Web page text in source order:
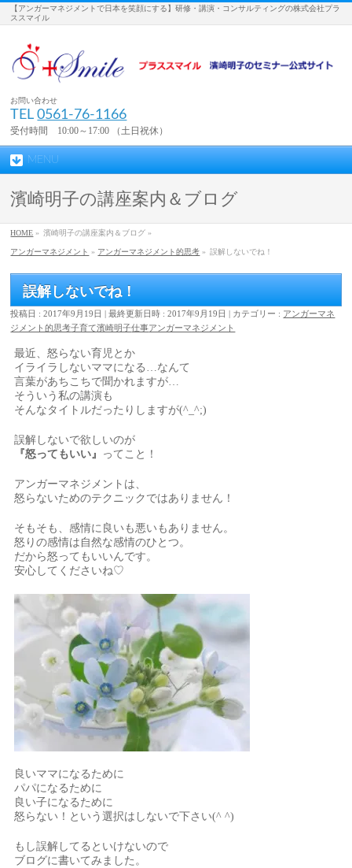
【アンガーマネジメントで日本を笑顔にする】研修・講演・コンサルティングの株式会社プラ
ススマイル
お問い合わせ
TEL0561-76-1166
受付時間 10:00～17:00 （土日祝休）
MENU
濱崎明子の講座案内＆ブログ
HOME » 濱崎明子の講座案内＆ブログ »
アンガーマネジメント » アンガーマネジメント的思考 » 誤解しないでね！
誤解しないでね！
投稿日 : 2017年9月19日 最終更新日時 : 2017年9月19日 カテゴリー : アンガーマネ
ジメント的思考子育て濱崎明子仕事アンガーマネジメント
最近、怒らない育児とか
イライラしないママになる…なんて
言葉があちこちで聞かれますが…
そういう私の講演も
そんなタイトルだったりしますが(^_^;)
誤解しないで欲しいのが
『怒ってもいい』
ってこと！
アンガーマネジメントは、
怒らないためのテクニックではありません！
そもそも、感情に良いも悪いもありません。
怒りの感情は自然な感情のひとつ。
だから怒ってもいいんです。
安心してくださいね♡
良いママになるために
パパになるために
良い子になるために
怒らない！という選択はしないで下さい(^ ^)
もし誤解してるといけないので
ブログに書いてみました。